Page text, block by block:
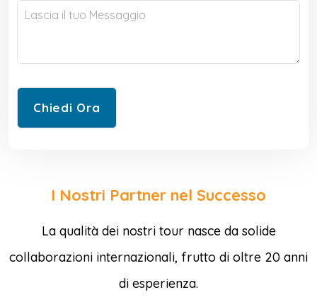
I Nostri Partner nel Successo
La qualità dei nostri tour nasce da solide
collaborazioni internazionali, frutto di oltre 20 anni
di esperienza.